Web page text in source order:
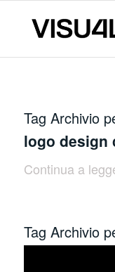
Tag Archivio
logo design
Continua a
Tag Archivio